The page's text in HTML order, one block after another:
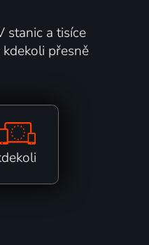
stanic a tisíce
přesně